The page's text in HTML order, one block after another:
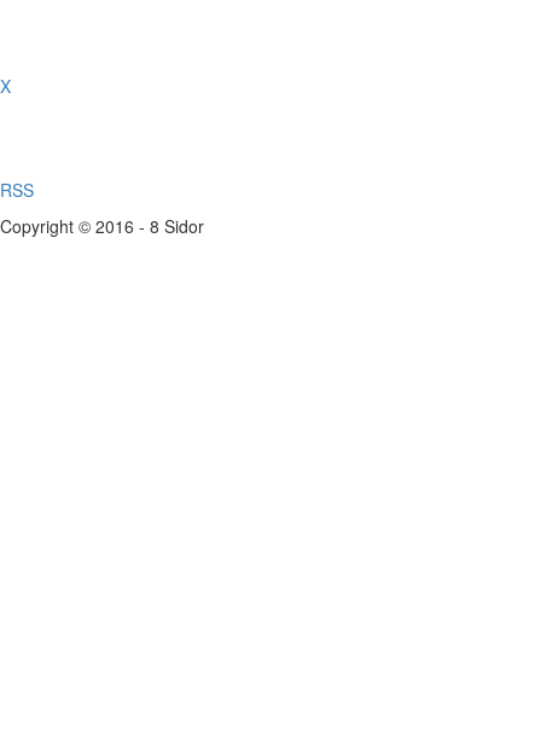
X
RSS
Copyright © 2016 - 8 Sidor